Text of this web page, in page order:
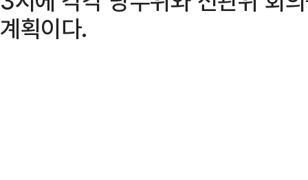
계획이다.